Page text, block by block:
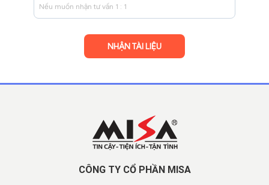
CÔNG TY CỔ PHẦN MISA